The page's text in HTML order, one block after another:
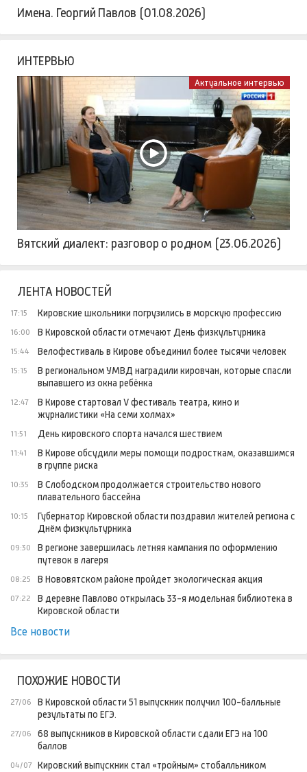
Имена. Георгий Павлов (01.08.2026)
ИНТЕРВЬЮ
Актуальное интервью
Вятский диалект: разговор о родном (23.06.2026)
ЛЕНТА НОВОСТЕЙ
17:15 Кировские школьники погрузились в морскую профессию
16:00 В Кировской области отмечают День физкультурника
15:44 Велофестиваль в Кирове объединил более тысячи человек
15:15
В региональном УМВД наградили кировчан, которые спасли
выпавшего из окна ребёнка
12:47
В Кирове стартовал V фестиваль театра, кино и
журналистики «На семи холмах»
11:51 День кировского спорта начался шествием
11:41
В Кирове обсудили меры помощи подросткам, оказавшимся
в группе риска
10:35
В Слободском продолжается строительство нового
плавательного бассейна
10:15
Губернатор Кировской области поздравил жителей региона с
Днём физкультурника
09:30
В регионе завершилась летняя кампания по оформлению
путевок в лагеря
08:25 В Нововятском районе пройдет экологическая акция
07:22
В деревне Павлово открылась 33-я модельная библиотека в
Кировской области
Все новости
ПОХОЖИЕ НОВОСТИ
27/06
В Кировской области 51 выпускник получил 100-балльные
результаты по ЕГЭ.
27/06
68 выпускников в Кировской области сдали ЕГЭ на 100
баллов
04/07 Кировский выпускник стал «тройным» стобалльником